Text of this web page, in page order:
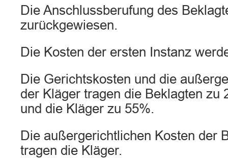
Die Anschlussberufung des
zurückgewiesen.
Die Kosten der ersten Instanz
Die Gerichtskosten und die
der Kläger tragen die Beklagten zu
und die Kläger zu 55%.
Die außergerichtlichen Kosten der
tragen die Kläger.